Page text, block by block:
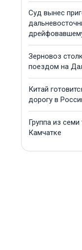
Суд вынес
Зерновоз
поездом на
Китай
дорогу в
Группа из
Камчатке